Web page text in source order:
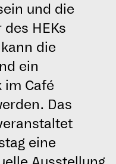
und die
HEKs
die
ein
im Café
Das
eine